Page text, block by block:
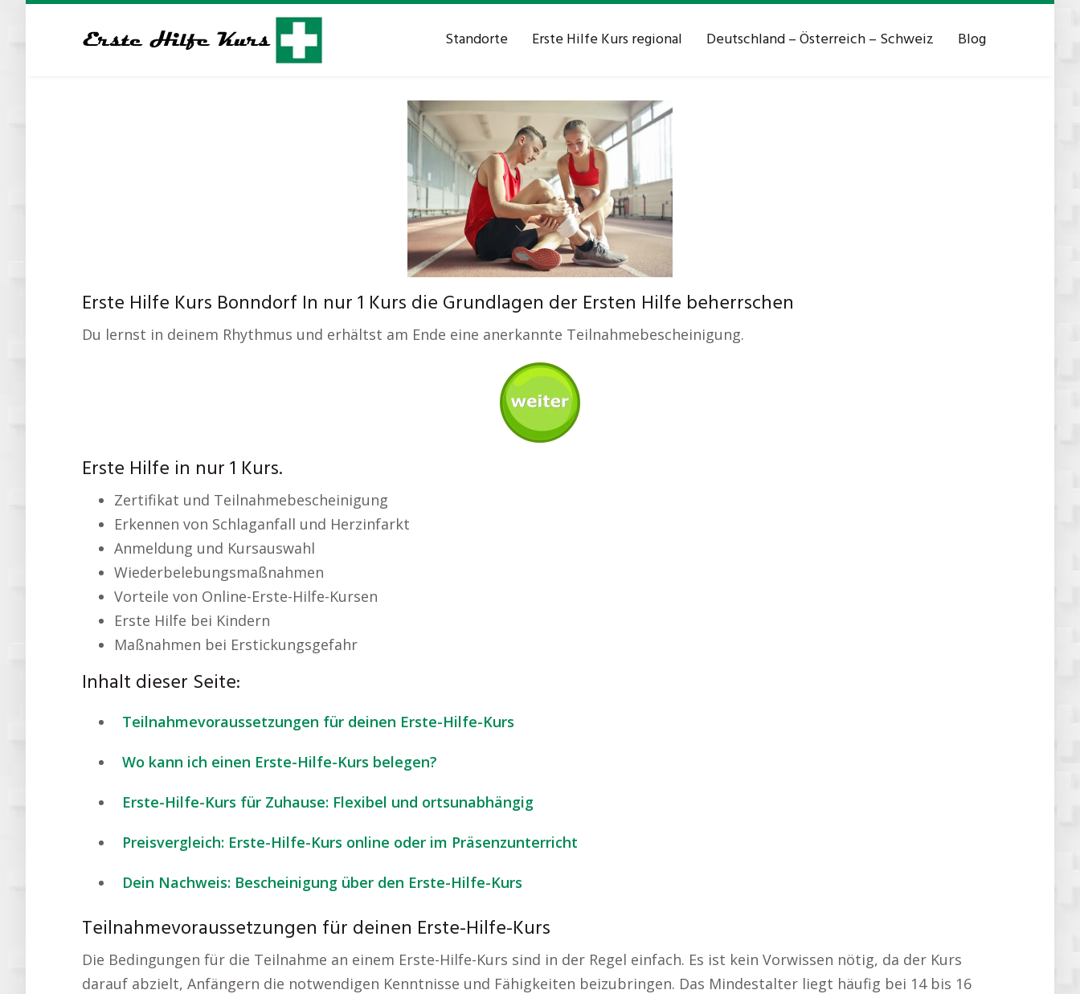
Standorte Erste Hilfe Kurs regional Deutschland – Österreich – Schweiz Blog
Erste Hilfe Kurs Bonndorf In nur 1 Kurs die Grundlagen der Ersten Hilfe beherrschen
Du lernst in deinem Rhythmus und erhältst am Ende eine anerkannte Teilnahmebescheinigung.
Erste Hilfe in nur 1 Kurs.
Zertifikat und Teilnahmebescheinigung
Erkennen von Schlaganfall und Herzinfarkt
Anmeldung und Kursauswahl
Wiederbelebungsmaßnahmen
Vorteile von Online-Erste-Hilfe-Kursen
Erste Hilfe bei Kindern
Maßnahmen bei Erstickungsgefahr
Inhalt dieser Seite:
Teilnahmevoraussetzungen für deinen Erste-Hilfe-Kurs
Wo kann ich einen Erste-Hilfe-Kurs belegen?
Erste-Hilfe-Kurs für Zuhause: Flexibel und ortsunabhängig
Preisvergleich: Erste-Hilfe-Kurs online oder im Präsenzunterricht
Dein Nachweis: Bescheinigung über den Erste-Hilfe-Kurs
Teilnahmevoraussetzungen für deinen Erste-Hilfe-Kurs
Die Bedingungen für die Teilnahme an einem Erste-Hilfe-Kurs sind in der Regel einfach. Es ist kein Vorwissen nötig, da der Kurs
darauf abzielt, Anfängern die notwendigen Kenntnisse und Fähigkeiten beizubringen. Das Mindestalter liegt häufig bei 14 bis 16